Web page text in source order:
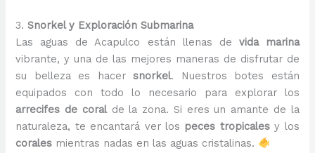
3.Snorkel y Exploración Submarina
Las aguas de Acapulco están llenas de vida marina
vibrante, y una de las mejores maneras de disfrutar de
su belleza es hacersnorkel. Nuestros botes están
equipados con todo lo necesario para explorar los
arrecifes de coralde la zona. Si eres un amante de la
naturaleza, te encantará ver los peces tropicalesy los
corales mientras nadas en las aguas cristalinas.